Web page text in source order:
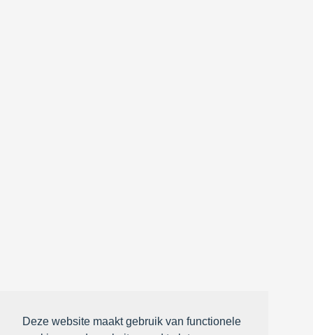
Deze website maakt gebruik van functionele